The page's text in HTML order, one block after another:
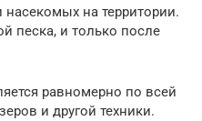
насекомых на территории.
песка, и только после
равномерно по всей
и другой техники.